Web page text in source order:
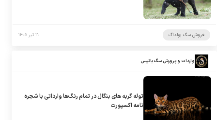
فروش سگ بولداگ ۲۰ تیر ۱۴۰۵
واردات و پرورش سگ باتیس
توله گربه های بنگال در تمام رنگ‌ها وارداتی با شجره
نامه اکسپورت